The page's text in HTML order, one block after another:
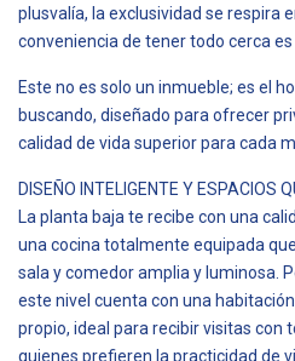
plusvalía, la exclusividad se respira
conveniencia de tener todo cerca
Este no es solo un inmueble; es el
buscando, diseñado para ofrecer
calidad de vida superior para cada
DISEÑO INTELIGENTE Y ESPACIOS
La planta baja te recibe con una
una cocina totalmente equipada
sala y comedor amplia y luminosa.
este nivel cuenta con una
propio, ideal para recibir visitas con
quienes prefieren la practicidad de